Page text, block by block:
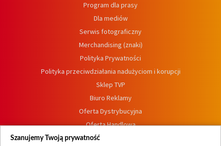
Program dla prasy
Dla mediów
Serwis fotograficzny
Merchandising (znaki)
Polityka Prywatności
Polityka przeciwdziałania nadużyciom i korupcji
Sklep TVP
Biuro Reklamy
Oferta Dystrybucyjna
Oferta Handlowa
Dostępność
Szanujemy Twoją prywatność